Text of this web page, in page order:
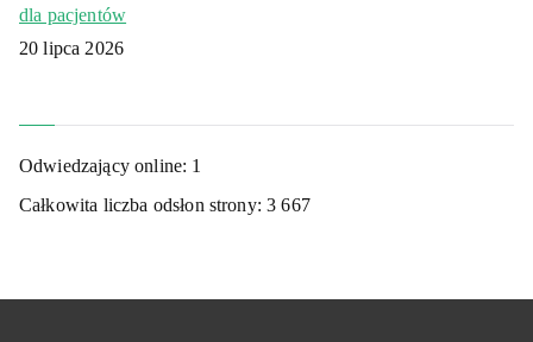
dla pacjentów
20 lipca 2026
Odwiedzający online: 1
Całkowita liczba odsłon strony:3 667